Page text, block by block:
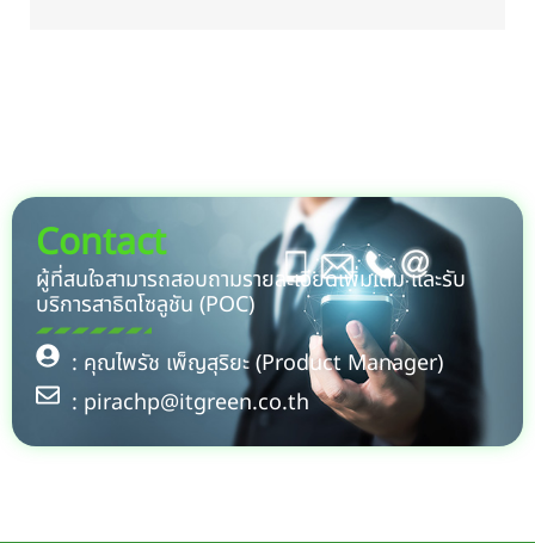
Contact
ผู้ที่สนใจสามารถสอบถามรายละเอียดเพิ่มเติม และรับ
บริการสาธิตโซลูชัน (POC)
: คุณไพรัช เพ็ญสุริยะ (Product Manager)
: pirachp@itgreen.co.th